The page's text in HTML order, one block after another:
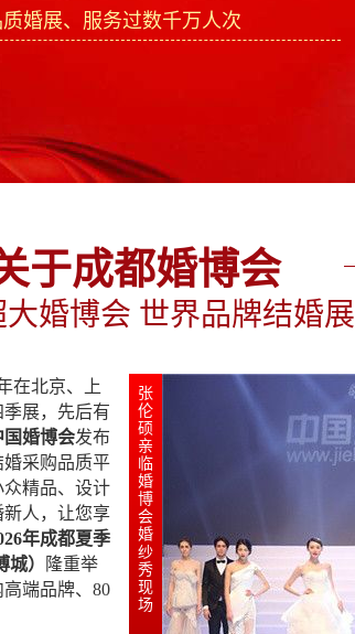
质婚展、服务过数千万人次
于成都婚博会
大婚博会 世界品牌结婚展
在北京、上
展，先后有
国婚博会发布
采购品质平
精品、设计
人，让您享
年成都夏季
）
隆重举
端品牌、80
张
伦
硕
亲
临
婚
博
会
婚
纱
秀
现
场